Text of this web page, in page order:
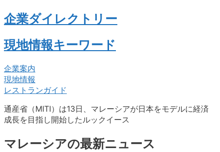
企業ダイレクトリー
現地情報キーワード
企業案内
現地情報
レストランガイド
通産省（MITI）は13日、マレーシアが日本をモデルに経済
成長を目指し開始したルックイース
マレーシアの最新ニュース